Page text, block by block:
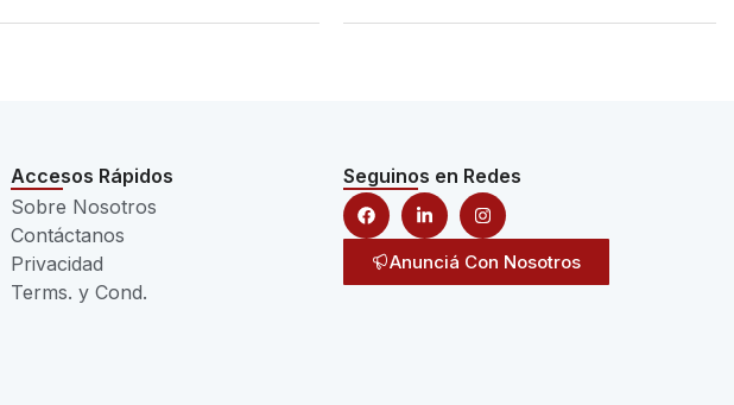
Accesos Rápidos
Sobre Nosotros
Contáctanos
Privacidad
Terms. y Cond.
Seguinos en Redes
Anunciá Con Nosotros